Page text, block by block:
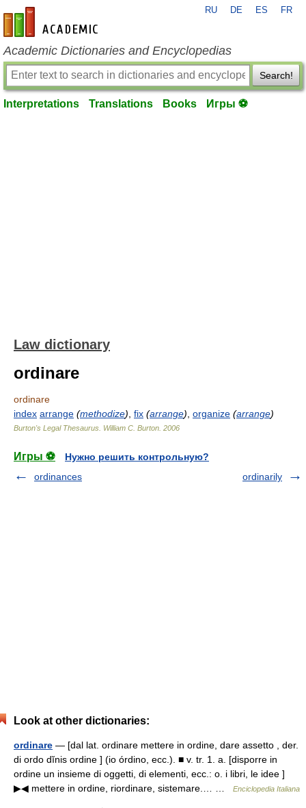
en-academic.com
RU DE ES FR
Academic Dictionaries and Encyclopedias
Search!
Interpretations Translations Books Игры ⚽
Law dictionary
ordinare
ordinare
index arrange (methodize) fix (arrange) organize (arrange)
Burton's Legal Thesaurus. William C. Burton 2006
Игры ⚽
Нужно решить контрольную?
ordinances
ordinarily
Look at other dictionaries:
ordinare — [dal lat. ordinare mettere in ordine, dare assetto , der.
di ordo dĭnis ordine ] (io órdino, ecc.). ■ v. tr. 1. a. [disporre in
ordine un insieme di oggetti, di elementi, ecc.: o. i libri, le idee ]
▶◀ mettere in ordine, riordinare, sistemare.… …
Enciclopedia Italiana